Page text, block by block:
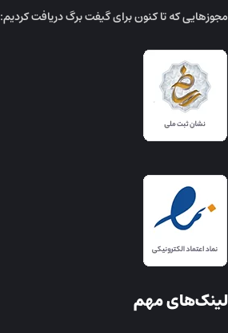
مجوز‌هایی که تا کنون برای گیفت برگ دریافت کردیم:
لینک‌های مهم